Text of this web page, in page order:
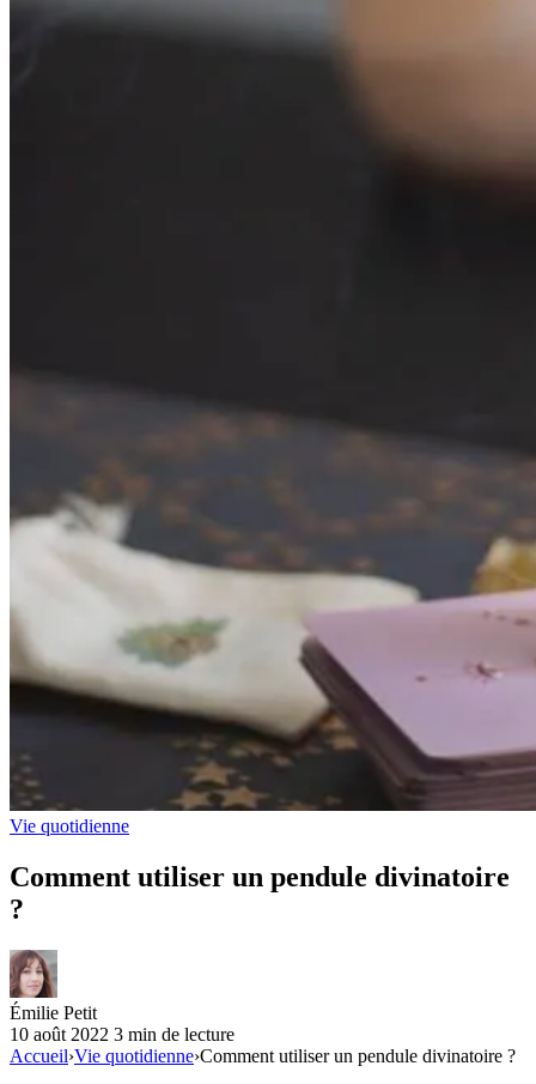
Vie quotidienne
Comment utiliser un pendule divinatoire
?
Émilie Petit
10 août 2022 3 min de lecture
Accueil›Vie quotidienne›Comment utiliser un pendule divinatoire ?